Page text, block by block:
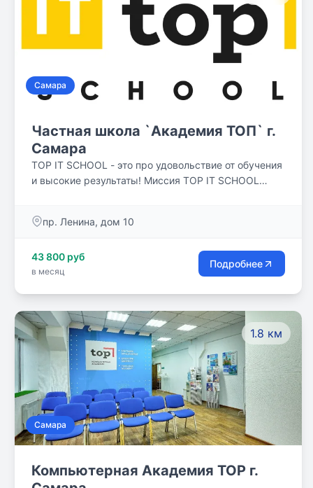
Самара
Частная школа `Академия ТОП` г.
Самара
TOP IT SCHOOL - это про удовольствие от обучения
и высокие результаты! Миссия TOP IT SCHOOL
пр. Ленина, дом 10
43 800 руб
в месяц
Подробнее
1.8 км
Самара
Компьютерная Академия TOP г.